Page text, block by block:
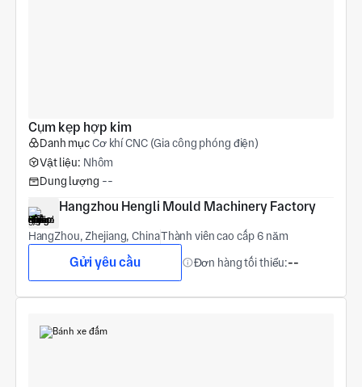
Cụm kẹp hợp kim
Danh mụcCơ khí CNC (Gia công phóng điện)
Vật liệu: Nhôm
Dung lượng --
Hangzhou Hengli Mould Machinery Factory
HangZhou, Zhejiang, ChinaThành viên cao cấp 6 năm
Gửi yêu cầu Đơn hàng tối thiểu:--